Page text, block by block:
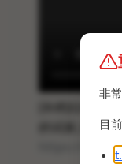
的试探_哔哩
https://
非
目